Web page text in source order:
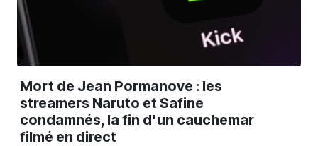
Mort de Jean Pormanove : les
streamers Naruto et Safine
condamnés, la fin d'un cauchemar
filmé en direct